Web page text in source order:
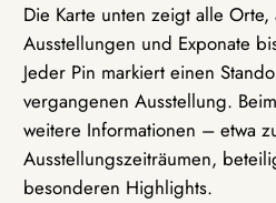
Die Karte unten zeigt alle
Ausstellungen und Exponate
Jeder Pin markiert einen
vergangenen Ausstellung.
weitere Informationen – etwa
Ausstellungszeiträumen,
besonderen Highlights.